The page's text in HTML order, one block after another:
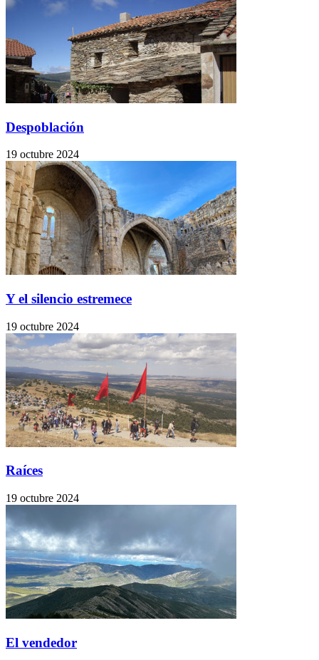
Despoblación
19 octubre 2024
Y el silencio estremece
19 octubre 2024
Raíces
19 octubre 2024
El vendedor